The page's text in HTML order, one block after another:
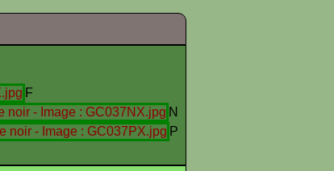
F
N
P